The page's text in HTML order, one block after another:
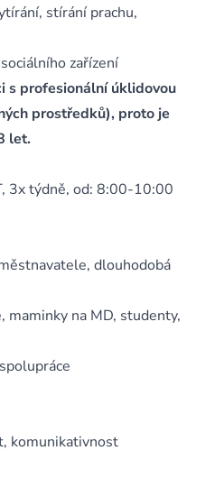
stírání prachu,
zařízení
s profesionální úklidovou
prostředků), proto je
let.
3x týdně, od: 8:00-10:00
dlouhodobá
maminky na MD, studenty,
komunikativnost